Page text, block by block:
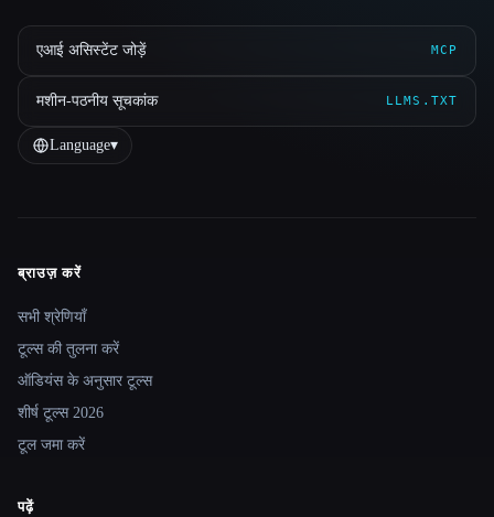
एआई असिस्टेंट जोड़ें MCP
मशीन-पठनीय सूचकांक LLMS.TXT
Language▾
Site navigation
ब्राउज़ करें
सभी श्रेणियाँ
टूल्स की तुलना करें
ऑडियंस के अनुसार टूल्स
शीर्ष टूल्स 2026
टूल जमा करें
पढ़ें